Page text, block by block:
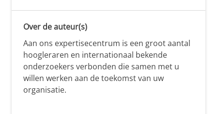
Over de auteur(s)
Aan ons expertisecentrum is een groot aantal
hoogleraren en internationaal bekende
onderzoekers verbonden die samen met u
willen werken aan de toekomst van uw
organisatie.